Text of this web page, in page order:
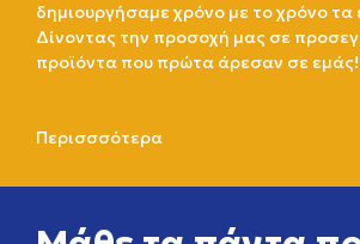
δημιουργήσαμε χρόνο με το χρόνο τα
Δίνοντας την προσοχή μας σε
προϊόντα που πρώτα άρεσαν σε εμάς!
Περισσσότερα